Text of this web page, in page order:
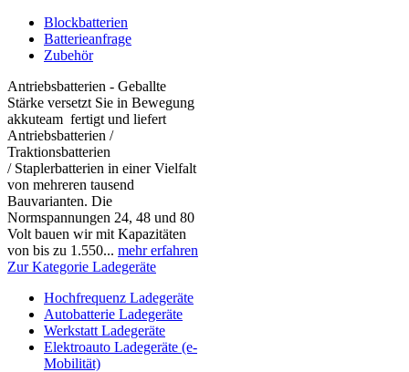
Blockbatterien
Batterieanfrage
Zubehör
Antriebsbatterien - Geballte
Stärke versetzt Sie in Bewegung
akkuteam fertigt und liefert
Antriebsbatterien /
Traktionsbatterien
/ Staplerbatterien in einer Vielfalt
von mehreren tausend
Bauvarianten. Die
Normspannungen 24, 48 und 80
Volt bauen wir mit Kapazitäten
von bis zu 1.550... mehr erfahren
Zur Kategorie Ladegeräte
Hochfrequenz Ladegeräte
Autobatterie Ladegeräte
Werkstatt Ladegeräte
Elektroauto Ladegeräte (e-
Mobilität)